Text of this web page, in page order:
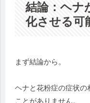
結論：ヘナ
化させる可
まず結論から。
ヘナと花粉症の症状の
ことがありません。